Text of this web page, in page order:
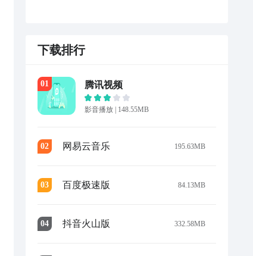
下载排行
01 腾讯视频
影音播放 | 148.55MB
02 网易云音乐 195.63MB
03 百度极速版 84.13MB
04 抖音火山版 332.58MB